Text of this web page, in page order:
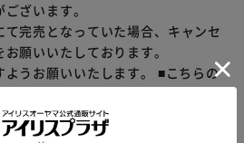
ざいます。
完売となっていた場合、キャンセ
願いいたしております。
うお願いいたします。 ■こちらの